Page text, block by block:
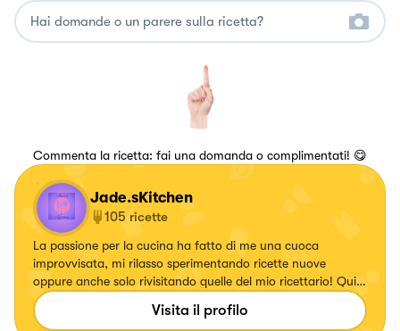
Commenta la ricetta: fai una domanda o complimentati! 😋
Jade.sKitchen
105 ricette
La passione per la cucina ha fatto di me una cuoca
improvvisata, mi rilasso sperimentando ricette nuove
oppure anche solo rivisitando quelle del mio ricettario! Qui
potete trovarne una vasta scelta🤗
Visita il profilo